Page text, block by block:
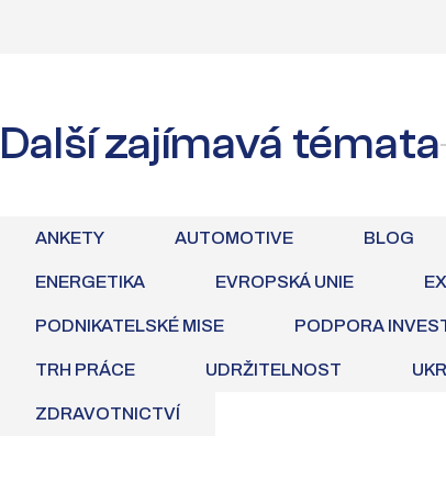
Další zajímavá témata
ANKETY AUTOMOTIVE BLOG
ENERGETIKA EVROPSKÁ UNIE
PODNIKATELSKÉ MISE PODPORA
TRH PRÁCE UDRŽITELNOST
ZDRAVOTNICTVÍ